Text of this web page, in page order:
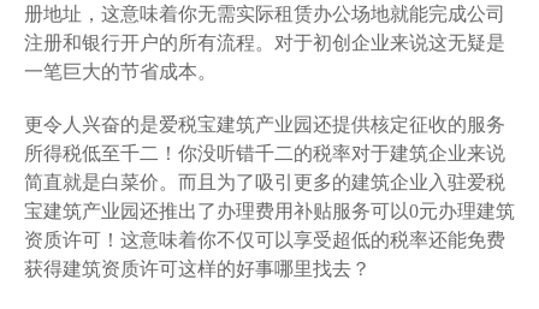
册地址，这意味着你无需实际租赁办公场地就能完成公司
注册和银行开户的所有流程。对于初创企业来说这无疑是
一笔巨大的节省成本。
更令人兴奋的是爱税宝建筑产业园还提供核定征收的服务
所得税低至千二！你没听错千二的税率对于建筑企业来说
简直就是白菜价。而且为了吸引更多的建筑企业入驻爱税
宝建筑产业园还推出了办理费用补贴服务可以0元办理建筑
资质许可！这意味着你不仅可以享受超低的税率还能免费
获得建筑资质许可这样的好事哪里找去？